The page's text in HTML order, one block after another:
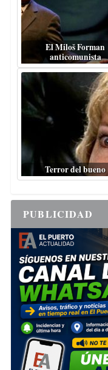
El Miloš Forman
anticomunista
Terror del bueno
PUBLICIDAD